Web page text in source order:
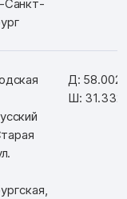
Санкт-
Д:
Ш: